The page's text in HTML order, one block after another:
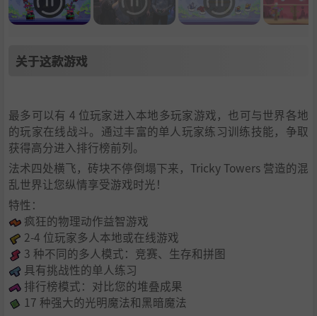
关于这款游戏
最多可以有 4 位玩家进入本地多玩家游戏，也可与世界各地
的玩家在线战斗。通过丰富的单人玩家练习训练技能，争取
获得高分进入排行榜前列。
法术四处横飞，砖块不停倒塌下来，Tricky Towers 营造的混
乱世界让您纵情享受游戏时光！
特性：
疯狂的物理动作益智游戏
2-4 位玩家多人本地或在线游戏
3 种不同的多人模式：竞赛、生存和拼图
具有挑战性的单人练习
排行榜模式：对比您的堆叠成果
17 种强大的光明魔法和黑暗魔法